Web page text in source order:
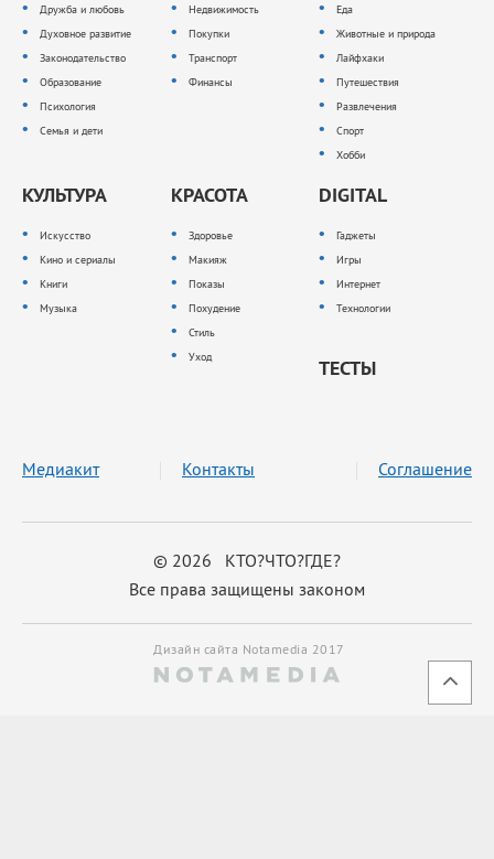
Дружба и любовь
Духовное развитие
Законодательство
Образование
Психология
Семья и дети
Недвижимость
Покупки
Транспорт
Финансы
Еда
Животные и природа
Лайфхаки
Путешествия
Развлечения
Спорт
Хобби
КУЛЬТУРА
Искусство
Кино и сериалы
Книги
Музыка
КРАСОТА
Здоровье
Макияж
Показы
Похудение
Стиль
Уход
DIGITAL
Гаджеты
Игры
Интернет
Технологии
ТЕСТЫ
© 2026 КТО?ЧТО?ГДЕ?
Все права защищены законом
Медиакит Контакты Соглашение
Дизайн сайта Notamedia 2017